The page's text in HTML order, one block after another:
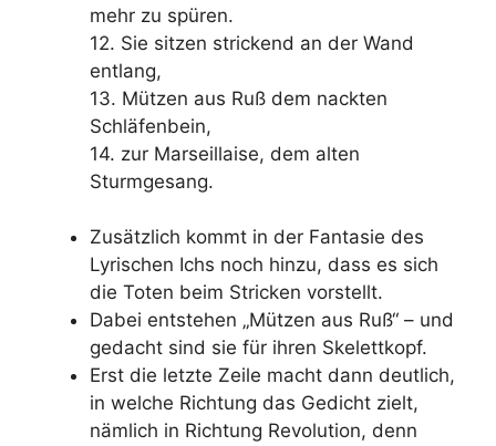
mehr zu spüren.
12. Sie sitzen strickend an der Wand
entlang,
13. Mützen aus Ruß dem nackten
Schläfenbein,
14. zur Marseillaise, dem alten
Sturmgesang.
Zusätzlich kommt in der Fantasie des
Lyrischen Ichs noch hinzu, dass es sich
die Toten beim Stricken vorstellt.
Dabei entstehen „Mützen aus Ruß“ – und
gedacht sind sie für ihren Skelettkopf.
Erst die letzte Zeile macht dann deutlich,
in welche Richtung das Gedicht zielt,
nämlich in Richtung Revolution, denn